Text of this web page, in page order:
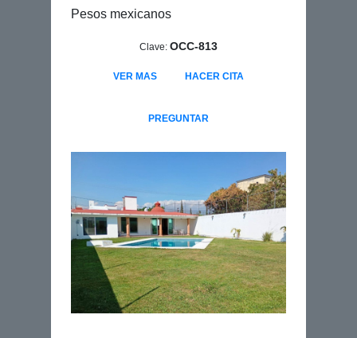
Pesos mexicanos
Clave: OCC-813
VER MAS HACER CITA
PREGUNTAR